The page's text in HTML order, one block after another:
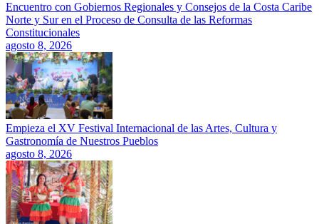
Encuentro con Gobiernos Regionales y Consejos de la Costa Caribe
Norte y Sur en el Proceso de Consulta de las Reformas
Constitucionales
agosto 8, 2026
Empieza el XV Festival Internacional de las Artes, Cultura y
Gastronomía de Nuestros Pueblos
agosto 8, 2026